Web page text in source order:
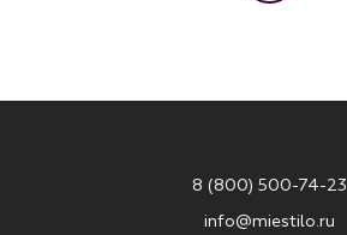
8 (800) 500-74-23
info@miestilo.ru